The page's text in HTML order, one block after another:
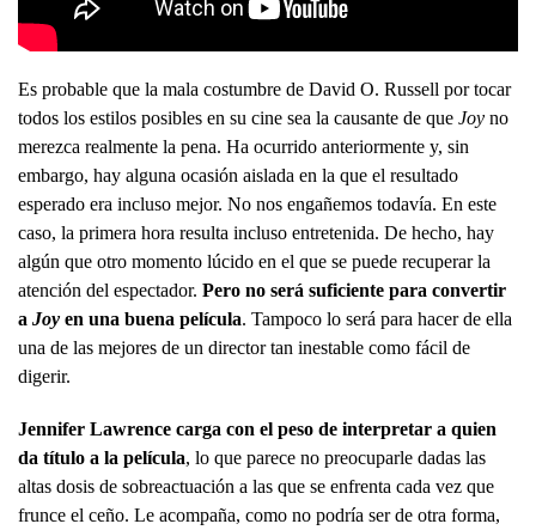
Es probable que la mala costumbre de David O. Russell por tocar
todos los estilos posibles en su cine sea la causante de que Joy no
merezca realmente la pena. Ha ocurrido anteriormente y, sin
embargo, hay alguna ocasión aislada en la que el resultado
esperado era incluso mejor. No nos engañemos todavía. En este
caso, la primera hora resulta incluso entretenida. De hecho, hay
algún que otro momento lúcido en el que se puede recuperar la
atención del espectador. Pero no será suficiente para convertir
a Joy en una buena película. Tampoco lo será para hacer de ella
una de las mejores de un director tan inestable como fácil de
digerir.
Jennifer Lawrence carga con el peso de interpretar a quien
da título a la película, lo que parece no preocuparle dadas las
altas dosis de sobreactuación a las que se enfrenta cada vez que
frunce el ceño. Le acompaña, como no podría ser de otra forma,